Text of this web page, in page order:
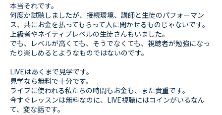
本当それです。
何度か試聴しましたが、接続環境、講師と生徒のパフォーマン
ス、共にお金を払ってもらって人に聞かせるものじゃないです。
上級者やネイティブレベルの生徒さんもいました。
でも、レベルが高くても、そうでなくても、視聴者が勉強になっ
たり楽しめるとようなものではないのです。
LIVEはあくまで見学です。
見学なら無料で十分です。
ライブに使われる私たちの時間もお金も、また貴重です。
今すぐレッスンは無料なのに、LIVE視聴にはコインがいるなん
て、変な話です。